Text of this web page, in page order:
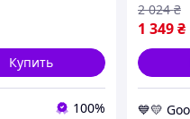
Купить
100%
1 349₴
2 024 ₴